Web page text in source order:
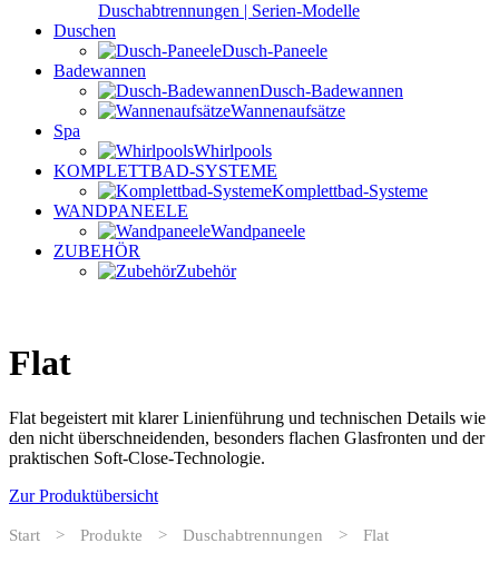
Duschabtrennungen | Serien-Modelle
Duschen
Dusch-Paneele
Badewannen
Dusch-Badewannen
Wannenaufsätze
Spa
Whirlpools
KOMPLETTBAD-SYSTEME
Komplettbad-Systeme
WANDPANEELE
Wandpaneele
ZUBEHÖR
Zubehör
Flat
Flat begeistert mit klarer Linienführung und technischen Details wie
den nicht überschneidenden, besonders flachen Glasfronten und der
praktischen Soft-Close-Technologie.
Zur Produktübersicht
Start > Produkte > Duschabtrennungen > Flat